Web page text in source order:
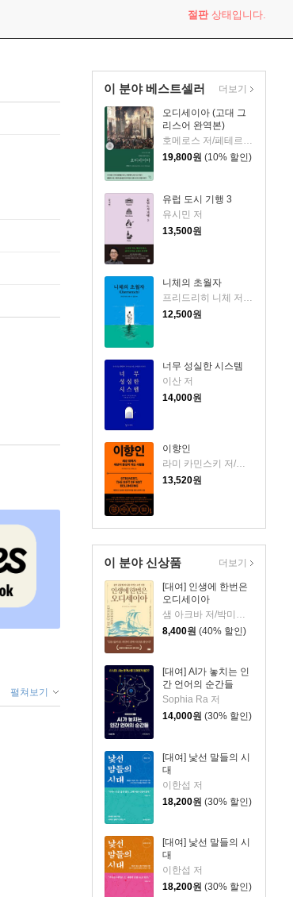
절판상태입니다.
이 분야 베스트셀러
오디세이아 (고대 그
리스어 완역본)
호메로스 저/페테르 파울 루벤스 그림/박문재 역
19,800원 (10% 할인)
유럽 도시 기행 3
유시민 저
13,500원
니체의 초월자
12,500원
너무 성실한 시스템
이산 저
14,000원
이향인
라미 카민스키 저/최지숙 역
13,520원
더보기
이 분야 신상품
[대여] 인생에 한번은
오디세이아
샘 아크바 저/박미경 역
8,400원 (40% 할인)
[대여] AI가 놓치는 인
간 언어의 순간들
Sophia Ra 저
14,000원 (30% 할인)
[대여] 낯선 말들의 시
대
이한섭 저
18,200원 (30% 할인)
[대여] 낯선 말들의 시
대
이한섭 저
18,200원 (30% 할인)
더보기
펼쳐보기